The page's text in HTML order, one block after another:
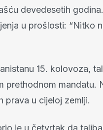
devedesetih
u prošlosti: “Nitko
15. kolovoza,
prethodnom mandatu.
prava u cijeloj zemlji.
je u četvrtak da